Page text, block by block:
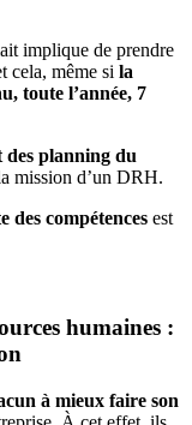
implique de prendre
cela, même si la
toute l’année, 7
des planning du
mission d’un DRH.
des compétences est
humaines :
à mieux faire son